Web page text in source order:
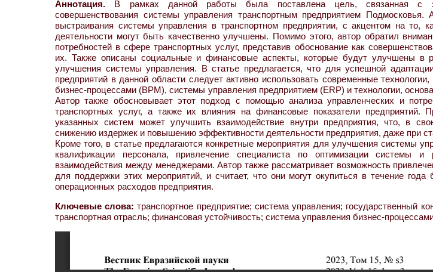
Аннотация. В рамках данной работы была поставлена цель, связанная с
совершенствования системы управления транспортным предприятием Подмосковья.
выстраивания системы управления в транспортном предприятии, с акцентом на то,
деятельности могут быть качественно улучшены. Помимо этого, автор обратил
потребностей в сфере транспортных услуг, представив обоснование как
их. Также описаны социальные и финансовые аспекты, которые будут улучшены в
улучшения системы управления. В статье предлагается, что для успешной
предприятий в данной области следует активно использовать современные
бизнес-процессами (BPM), системы управления предприятием (ERP) и технологии,
Автор также обосновывает этот подход с помощью анализа управленческих и
транспортных услуг, а также их влияния на финансовые показатели предприятий.
указанных систем может улучшить взаимодействие внутри предприятия, что, в
снижению издержек и повышению эффективности деятельности предприятия, даже при
Кроме того, в статье предлагаются конкретные мероприятия для улучшения системы
квалификации персонала, привлечение специалиста по оптимизации системы
взаимодействия между менеджерами. Автор также рассматривает возможность
для поддержки этих мероприятий, и считает, что они могут окупиться в течение года
операционных расходов предприятия.
Ключевые слова: транспортное предприятие; система управления; государственный
транспортная отрасль; финансовая устойчивость; система управления бизнес-